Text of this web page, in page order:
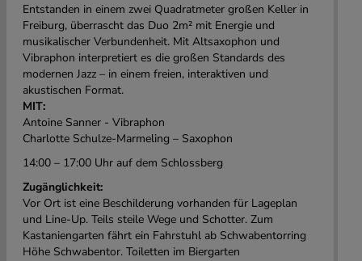
Entstanden in einem zwei Quadratmeter großen Keller in
Freiburg, überrascht das Duo 2m² mit Energie und
musikalischer Verbundenheit. Mit Altsaxophon und
Vibraphon interpretiert es die großen Standards des
modernen Jazz – in einem freien, interaktiven und
akustischen Format.
MIT:
Antoine Sanner - Vibraphon
Charlotte Schulze-Marmeling – Saxophon
14:00 – 17:00 Uhr auf dem Schlossberg
Zugänglichkeit:
Vor Ort ist eine Beschilderung vorhanden für Lageplan
und Line-Up. Teils steile Wege und Schotter. Zum
Kastaniengarten fährt ein Fahrstuhl ab Schwabentorring
Höhe Schwabentor. Toiletten im Biergarten